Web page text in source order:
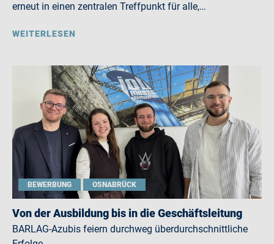
erneut in einen zentralen Treffpunkt für alle,…
WEITERLESEN
BEWERBUNG OSNABRÜCK
Von der Ausbildung bis in die Geschäftsleitung
BARLAG-Azubis feiern durchweg überdurchschnittliche